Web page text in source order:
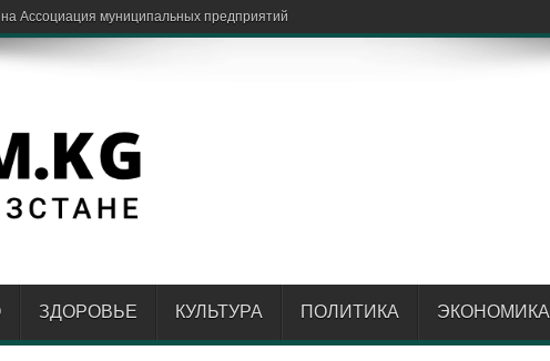
курс на с
ЗДОРОВЬЕ КУЛЬТУРА ПОЛИТИКА ЭКОНОМИКА